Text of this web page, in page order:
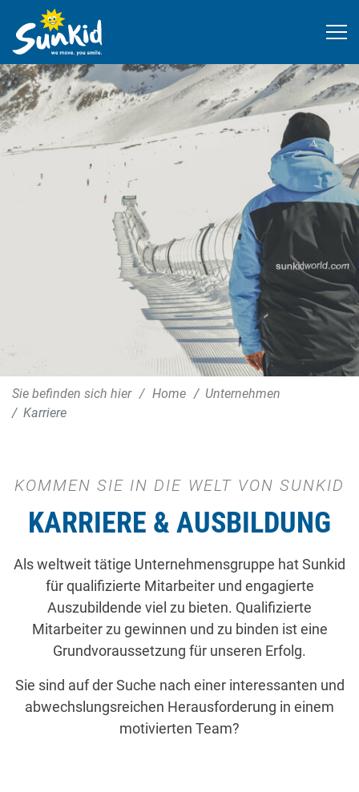
Sie befinden sich hier Home
Unternehmen
Karriere
KOMMEN SIE IN DIE WELT VON SUNKID
KARRIERE & AUSBILDUNG
Als weltweit tätige Unternehmensgruppe hat Sunkid
für qualifizierte Mitarbeiter und engagierte
Auszubildende viel zu bieten. Qualifizierte
Mitarbeiter zu gewinnen und zu binden ist eine
Grundvoraussetzung für unseren Erfolg.
Sie sind auf der Suche nach einer interessanten und
abwechslungsreichen Herausforderung in einem
motivierten Team?